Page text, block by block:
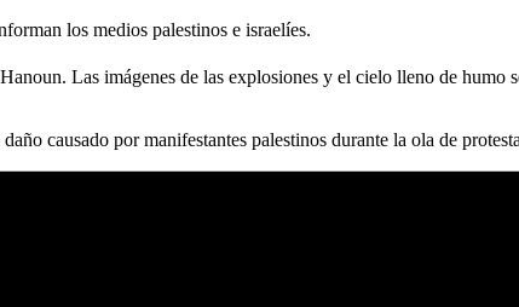
los medios palestinos e israelíes.
Las imágenes de las explosiones y el cielo lleno de humo
causado por manifestantes palestinos durante la ola de